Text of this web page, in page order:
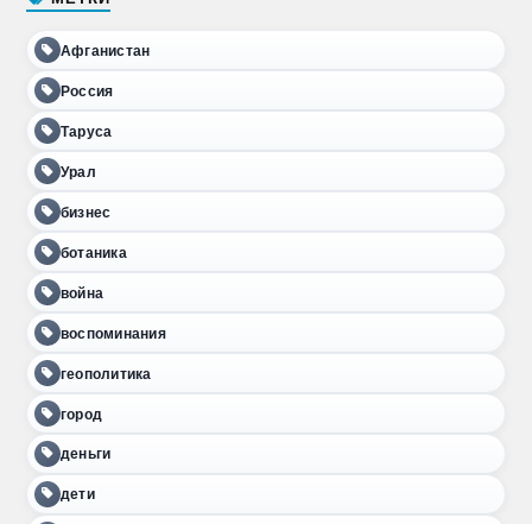
Афганистан
Россия
Таруса
Урал
бизнес
ботаника
война
воспоминания
геополитика
город
деньги
дети